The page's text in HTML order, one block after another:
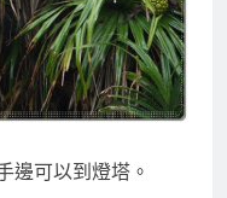
邊可以到燈塔。